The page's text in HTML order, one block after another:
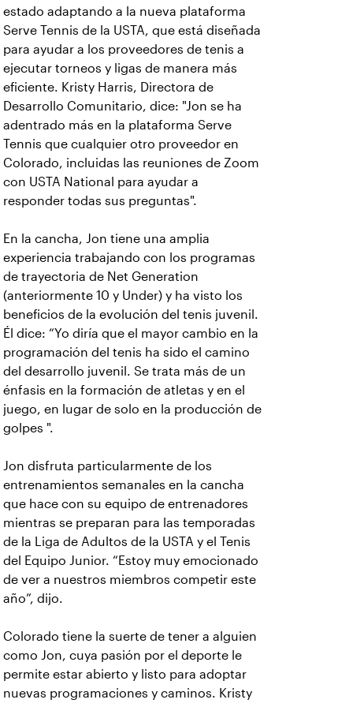
estado adaptando a la nueva plataforma
Serve Tennis de la USTA, que está diseñada
para ayudar a los proveedores de tenis a
ejecutar torneos y ligas de manera más
eficiente. Kristy Harris, Directora de
Desarrollo Comunitario, dice: "Jon se ha
adentrado más en la plataforma Serve
Tennis que cualquier otro proveedor en
Colorado, incluidas las reuniones de Zoom
con USTA National para ayudar a
responder todas sus preguntas".
En la cancha, Jon tiene una amplia
experiencia trabajando con los programas
de trayectoria de Net Generation
(anteriormente 10 y Under) y ha visto los
beneficios de la evolución del tenis juvenil.
Él dice: “Yo diría que el mayor cambio en la
programación del tenis ha sido el camino
del desarrollo juvenil. Se trata más de un
énfasis en la formación de atletas y en el
juego, en lugar de solo en la producción de
golpes ".
Jon disfruta particularmente de los
entrenamientos semanales en la cancha
que hace con su equipo de entrenadores
mientras se preparan para las temporadas
de la Liga de Adultos de la USTA y el Tenis
del Equipo Junior. “Estoy muy emocionado
de ver a nuestros miembros competir este
año”, dijo.
Colorado tiene la suerte de tener a alguien
como Jon, cuya pasión por el deporte le
permite estar abierto y listo para adoptar
nuevas programaciones y caminos. Kristy